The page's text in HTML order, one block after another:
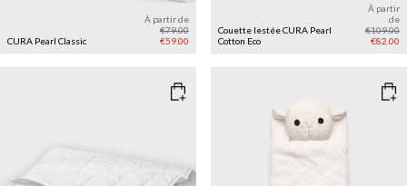
CURA Pearl Classic
À partir de
€79.00
€59.00
Couette lestée CURA Pearl
Cotton Eco
À partir
de
€109.00
€82.00